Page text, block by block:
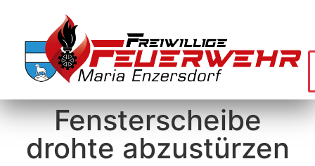
Fensterscheibe
drohte abzustürzen